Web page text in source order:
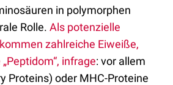
in polymorphen
Rolle. Als potenzielle
zahlreiche Eiweiße,
infrage: vor allem
Proteins) oder MHC-Proteine